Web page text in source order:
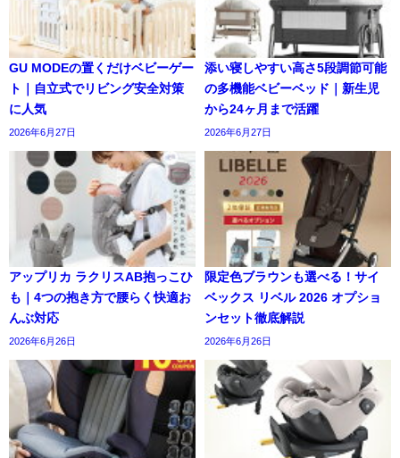
GU MODEの置くだけベビーゲー
ト｜自立式でリビング安全対策
に人気
2026年6月27日
添い寝しやすい高さ5段調節可能
の多機能ベビーベッド｜新生児
から24ヶ月まで活躍
2026年6月27日
アップリカ ラクリスAB抱っこひ
も｜4つの抱き方で腰らく快適お
んぶ対応
2026年6月26日
限定色ブラウンも選べる！サイ
ベックス リベル 2026 オプショ
ンセット徹底解説
2026年6月26日